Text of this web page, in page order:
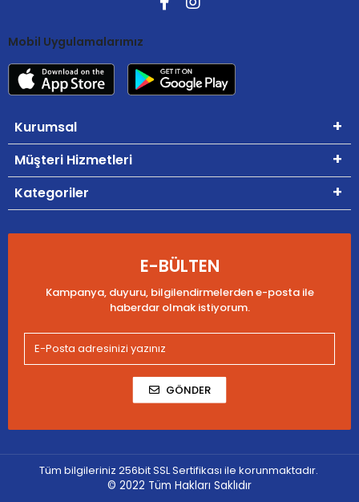
Mobil Uygulamalarımız
Kurumsal
Müşteri Hizmetleri
Kategoriler
E-BÜLTEN
Kampanya, duyuru, bilgilendirmelerden e-posta ile
haberdar olmak istiyorum.
GÖNDER
Tüm bilgileriniz 256bit SSL Sertifikası ile korunmaktadır.
© 2022 Tüm Hakları Saklıdır